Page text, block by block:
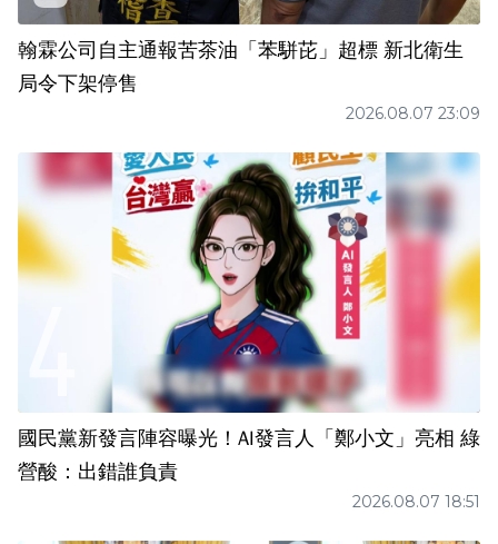
翰霖公司自主通報苦茶油「苯駢芘」超標 新北衛生
局令下架停售
2026.08.07 23:09
國民黨新發言陣容曝光！AI發言人「鄭小文」亮相 綠
營酸：出錯誰負責
2026.08.07 18:51